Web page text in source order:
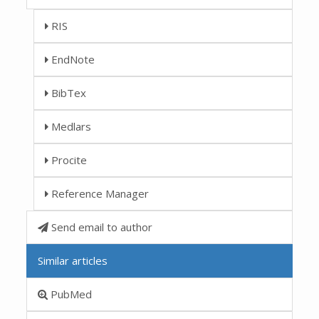
RIS
EndNote
BibTex
Medlars
Procite
Reference Manager
Send email to author
Similar articles
PubMed